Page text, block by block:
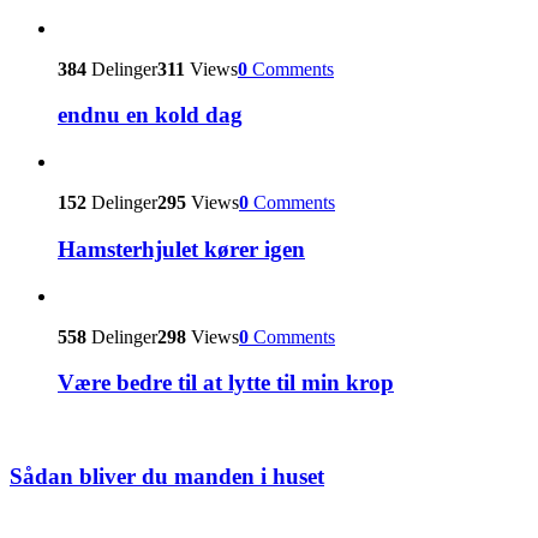
384 Delinger311 Views0 Comments
endnu en kold dag
152 Delinger295 Views0 Comments
Hamsterhjulet kører igen
558 Delinger298 Views0 Comments
Være bedre til at lytte til min krop
Sådan bliver du manden i huset